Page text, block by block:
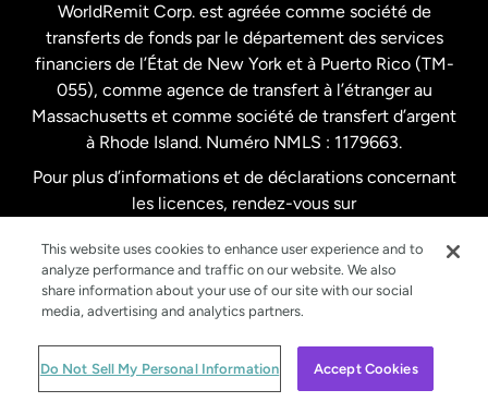
WorldRemit Corp. est agréée comme société de
transferts de fonds par le département des services
financiers de l’État de New York et à Puerto Rico (TM-
055), comme agence de transfert à l’étranger au
Massachusetts et comme société de transfert d’argent
à Rhode Island. Numéro NMLS : 1179663.
Pour plus d’informations et de déclarations concernant
les licences, rendez-vous sur
© WorldRemit 2024
This website uses cookies to enhance user experience and to
analyze performance and traffic on our website. We also
share information about your use of our site with our social
media, advertising and analytics partners.
Do Not Sell My Personal Information Accept Cookies